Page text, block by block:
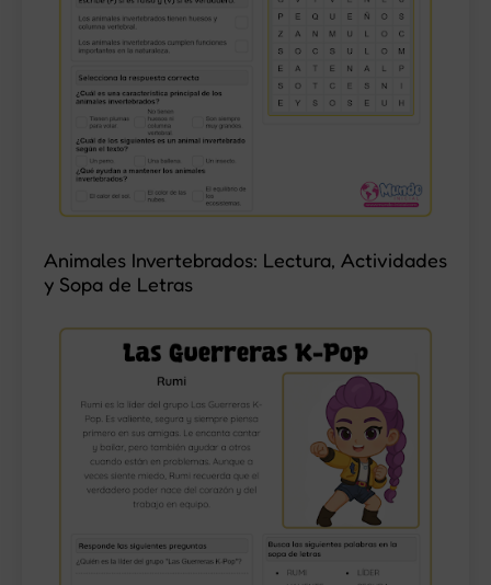
Animales Invertebrados: Lectura, Actividades
y Sopa de Letras